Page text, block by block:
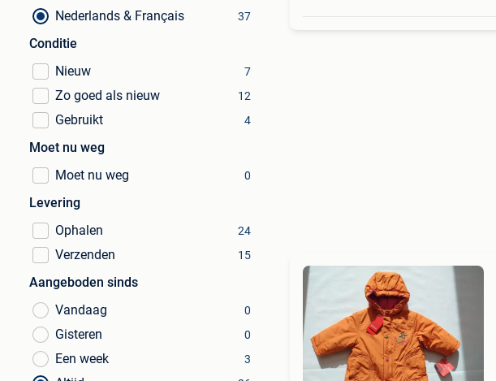
Nederlands & Français 37
Conditie
Nieuw
7
Zo goed als nieuw 12
Gebruikt 4
Moet nu weg
Moet nu weg
0
Levering
Ophalen
24
Verzenden 15
Aangeboden sinds
Vandaag
0
Gisteren 0
Een week 3